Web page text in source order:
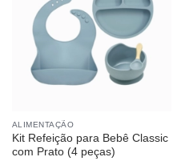
ALIMENTAÇÃO
Kit Refeição para Bebê Classic
com Prato (4 peças)